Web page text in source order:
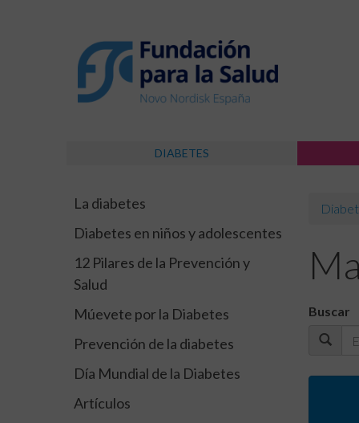
DIABETES
La diabetes
Diabetes en niños y adolescentes
12 Pilares de la Prevención y
Salud
Múevete por la Diabetes
Prevención de la diabetes
Día Mundial de la Diabetes
Artículos
Buscar